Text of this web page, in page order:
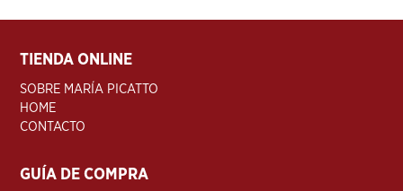
TIENDA ONLINE
SOBRE MARÍA PICATTO
HOME
CONTACTO
GUÍA DE COMPRA